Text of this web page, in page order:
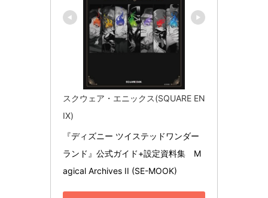
スクウェア・エニックス(SQUARE EN
IX)
『ディズニー ツイステッドワンダー
ランド』公式ガイド+設定資料集　M
agical Archives II (SE-MOOK)